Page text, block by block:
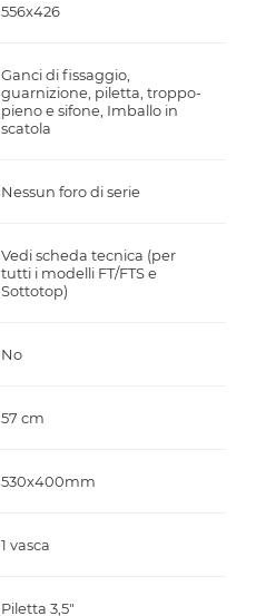
556x426
Ganci di fissaggio,
guarnizione, piletta, troppo-
pieno e sifone, Imballo in
scatola
Nessun foro di serie
Vedi scheda tecnica (per
tutti i modelli FT/FTS e
Sottotop)
No
57 cm
530x400mm
1 vasca
Piletta 3,5"